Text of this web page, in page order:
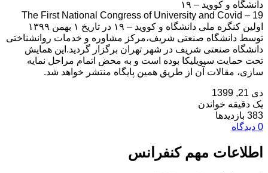
دانشگاه و کووید – ۱۹
The First National Congress of University and Covid – 19
اولین کنگره ملی دانشگاه و کووید – ۱۹ در تاریخ ۱ بهمن ۱۳۹۹
توسط دانشگاه صنعتی شریف،مرکز مشاوره و خدمات روانشناختی
دانشگاه صنعتی شریف در شهر تهران برگزار گردید.این همایش
تحت حمایت سیویلیکا بوده است و به محض اتمام مراحل نمایه
سازی، مقالات آن از طریق همین پایگاه منتشر خواهد شد.
دی 21, 1399
یک دقیقه خواندن
383 بازدیدها
0 دیدگاه
اطلاعات مهم کنفرانس